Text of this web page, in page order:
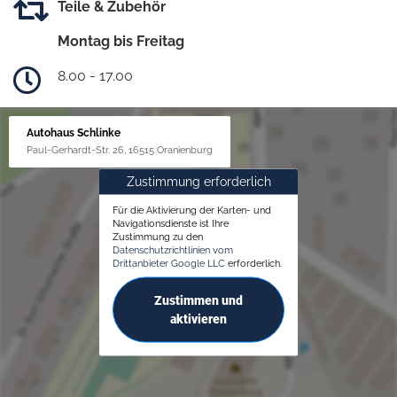
Teile & Zubehör
Montag bis Freitag
8.00 - 17.00
Autohaus Schlinke
Paul-Gerhardt-Str. 26, 16515 Oranienburg
Zustimmung erforderlich
Für die Aktivierung der Karten- und
Navigationsdienste ist Ihre
Zustimmung zu den
Datenschutzrichtlinien vom
Drittanbieter Google LLC erforderlich.
Zustimmen und
aktivieren